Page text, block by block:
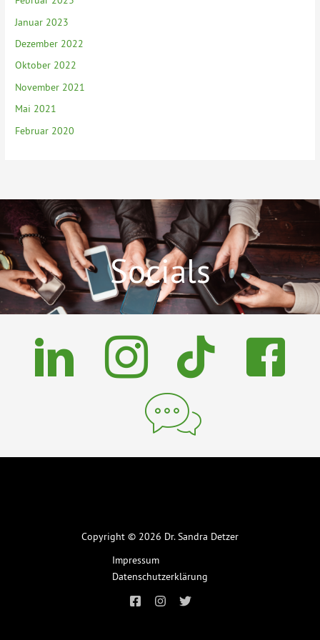
Januar 2023
Dezember 2022
Oktober 2022
November 2021
Mai 2021
Februar 2020
Socials
Copyright © 2026 Dr. Sandra Detzer
Impressum
Datenschutzerklärung